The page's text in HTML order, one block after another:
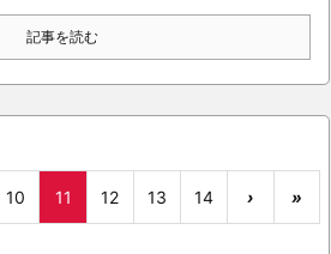
記事を読む
10 11 12 13 14 › »